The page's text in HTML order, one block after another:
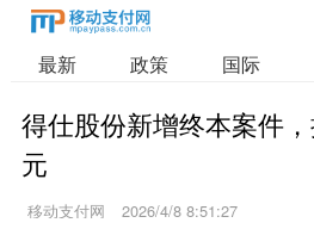
最新 政策 国际
得仕股份新增终本案件
元
移动支付网 2026/4/8 8:51:27